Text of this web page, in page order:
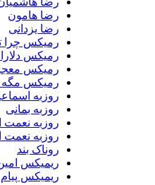
رضا هامون
رضا یزدانی
رمیکس چرا تو از
رمیکس دلارام از
رمیکس معجزه اینه
رمیکس مگه دیوونه
روزبه اسماعیلی
روزبه بمانی
روزبه نعمت اللهی
روزبه نعمت الهی
روناک بند
ریمیکس امین رستمی
ریمیکس پیام